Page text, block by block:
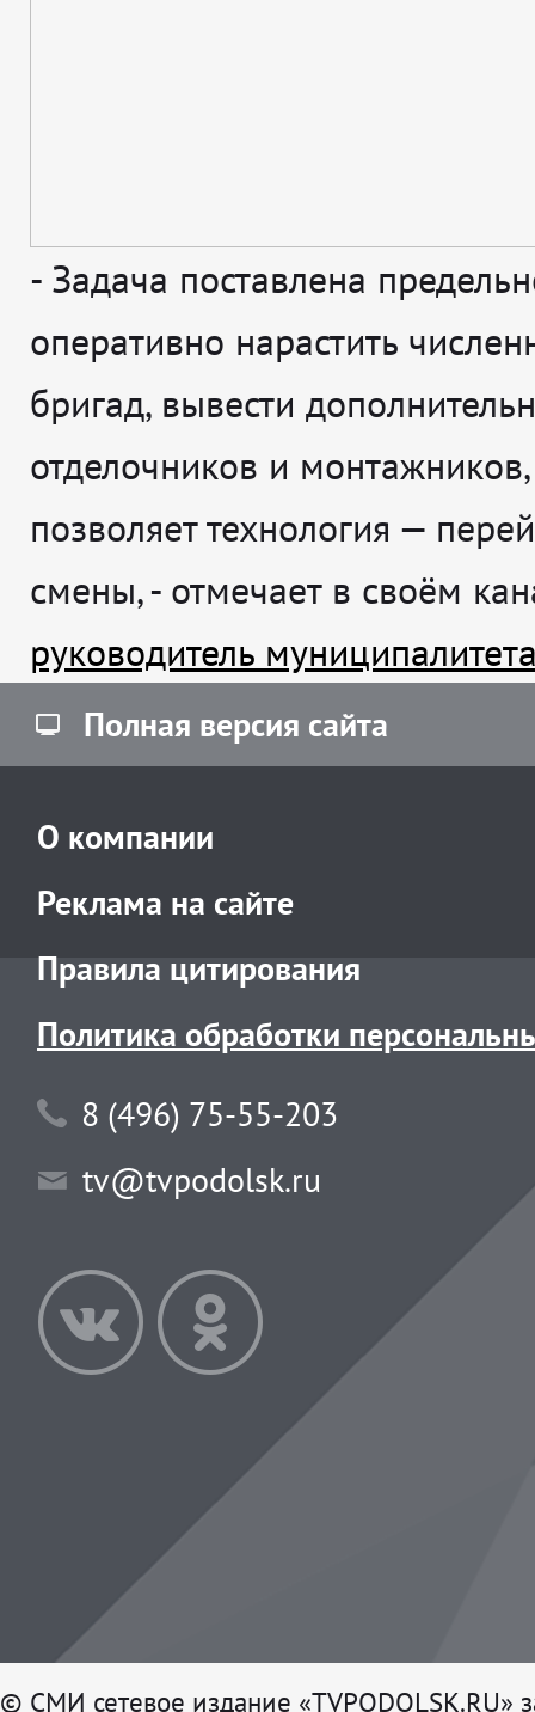
- Задача поставлена
оперативно нарастить
бригад, вывести
отделочников и
позволяет технология —
смены, - отмечает в своём
руководитель
Полная версия сайта
О компании
Реклама на сайте
Правила цитирования
Политика обработки
8 (496) 75-55-203
tv@tvpodolsk.ru
© СМИ сетевое издание «TVPODOLSK.RU»